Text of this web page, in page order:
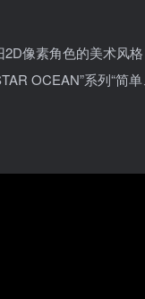
像素角色的美术风
OCEAN”系列“简